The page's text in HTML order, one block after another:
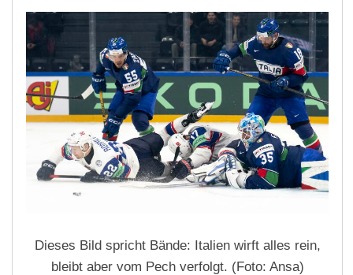
Dieses Bild spricht Bände: Italien wirft alles rein,
bleibt aber vom Pech verfolgt. (Foto: Ansa)